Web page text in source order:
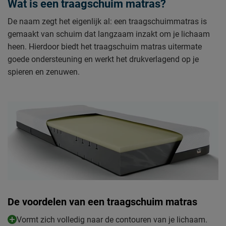
Wat is een traagschuim matras?
De naam zegt het eigenlijk al: een traagschuimmatras is
gemaakt van schuim dat langzaam inzakt om je lichaam
heen. Hierdoor biedt het traagschuim matras uitermate
goede ondersteuning en werkt het drukverlagend op je
spieren en zenuwen.
De voordelen van een traagschuim matras
Vormt zich volledig naar de contouren van je lichaam.